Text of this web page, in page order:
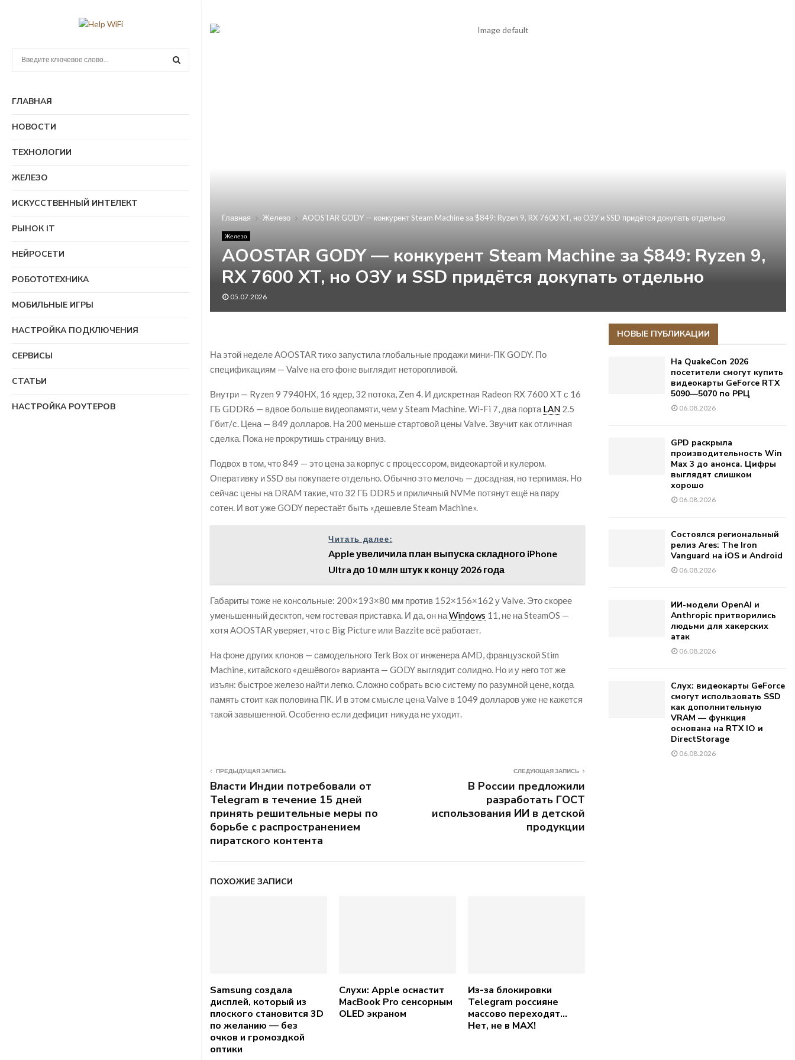
кГЛАВНАЯ
НОВОСТИ
ТЕХНОЛОГИИ
ЖЕЛЕЗО
ИСКУССТВЕННЫЙ ИНТЕЛЕКТ
РЫНОК IT
НЕЙРОСЕТИ
РОБОТОТЕХНИКА
МОБИЛЬНЫЕ ИГРЫ
НАСТРОЙКА ПОДКЛЮЧЕНИЯ
СЕРВИСЫ
СТАТЬИ
НАСТРОЙКА РОУТЕРОВ
Главная Железо AOOSTAR GODY — конкурент Steam Machine за $849: Ryzen 9, RX 7600 XT, но ОЗУ и SSD придётся докупать отдельно
Железо
AOOSTAR GODY — конкурент Steam Machine за $849: Ryzen 9,
RX 7600 XT, но ОЗУ и SSD придётся докупать отдельно
05.07.2026
На этой неделе AOOSTAR тихо запустила глобальные продажи мини-ПК GODY. По
спецификациям — Valve на его фоне выглядит неторопливой.
Внутри — Ryzen 9 7940HX, 16 ядер, 32 потока, Zen 4. И дискретная Radeon RX 7600 XT с 16
ГБ GDDR6 — вдвое больше видеопамяти, чем у Steam Machine. Wi-Fi 7, два порта LAN 2.5
Гбит/с. Цена — 849 долларов. На 200 меньше стартовой цены Valve. Звучит как отличная
сделка. Пока не прокрутишь страницу вниз.
Подвох в том, что 849 — это цена за корпус с процессором, видеокартой и кулером.
Оперативку и SSD вы покупаете отдельно. Обычно это мелочь — досадная, но терпимая. Но
сейчас цены на DRAM такие, что 32 ГБ DDR5 и приличный NVMe потянут ещё на пару
сотен. И вот уже GODY перестаёт быть «дешевле Steam Machine».
Читать далее:
Apple увеличила план выпуска складного iPhone
Ultra до 10 млн штук к концу 2026 года
Габариты тоже не консольные: 200×193×80 мм против 152×156×162 у Valve. Это скорее
уменьшенный десктоп, чем гостевая приставка. И да, он наWindows 11, не на SteamOS —
хотя AOOSTAR уверяет, что с Big Picture или Bazzite всё работает.
На фоне других клонов — самодельного Terk Box от инженера AMD, французской Stim
Machine, китайского «дешёвого» варианта — GODY выглядит солидно. Но и у него тот же
изъян: быстрое железо найти легко. Сложно собрать всю систему по разумной цене, когда
память стоит как половина ПК. И в этом смысле цена Valve в 1049 долларов уже не кажется
такой завышенной. Особенно если дефицит никуда не уходит.
ПРЕДЫДУЩАЯ ЗАПИСЬ
Власти Индии потребовали от
Telegram в течение 15 дней
принять решительные меры по
борьбе с распространением
пиратского контента
СЛЕДУЮЩАЯ ЗАПИСЬ
В России предложили
разработать ГОСТ
использования ИИ в детской
продукции
ПОХОЖИЕ ЗАПИСИ
Samsung создала
дисплей, который из
плоского становится 3D
по желанию — без
очков и громоздкой
оптики
Слухи: Apple оснастит
MacBook Pro сенсорным
OLED экраном
Из-за блокировки
Telegram россияне
массово переходят…
Нет, не в MAX!
НОВЫЕ ПУБЛИКАЦИИ
На QuakeCon 2026
посетители смогут купить
видеокарты GeForce RTX
5090—5070 по РРЦ
06.08.2026
GPD раскрыла
производительность Win
Max 3 до анонса. Цифры
выглядят слишком
хорошо
06.08.2026
Состоялся региональный
релиз Ares: The Iron
Vanguard на iOS и Android
06.08.2026
ИИ-модели OpenAI и
Anthropic притворились
людьми для хакерских
атак
06.08.2026
Слух: видеокарты GeForce
смогут использовать SSD
как дополнительную
VRAM — функция
основана на RTX IO и
DirectStorage
06.08.2026